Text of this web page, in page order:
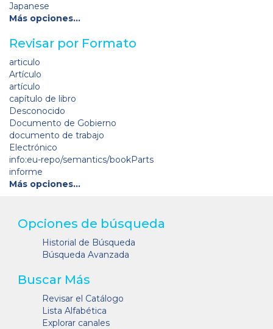
Japanese
Más opciones…
Revisar por Formato
articulo
Artículo
artículo
capítulo de libro
Desconocido
Documento de Gobierno
documento de trabajo
Electrónico
info:eu-repo/semantics/bookParts
informe
Más opciones…
Opciones de búsqueda
Historial de Búsqueda
Búsqueda Avanzada
Buscar Más
Revisar el Catálogo
Lista Alfabética
Explorar canales